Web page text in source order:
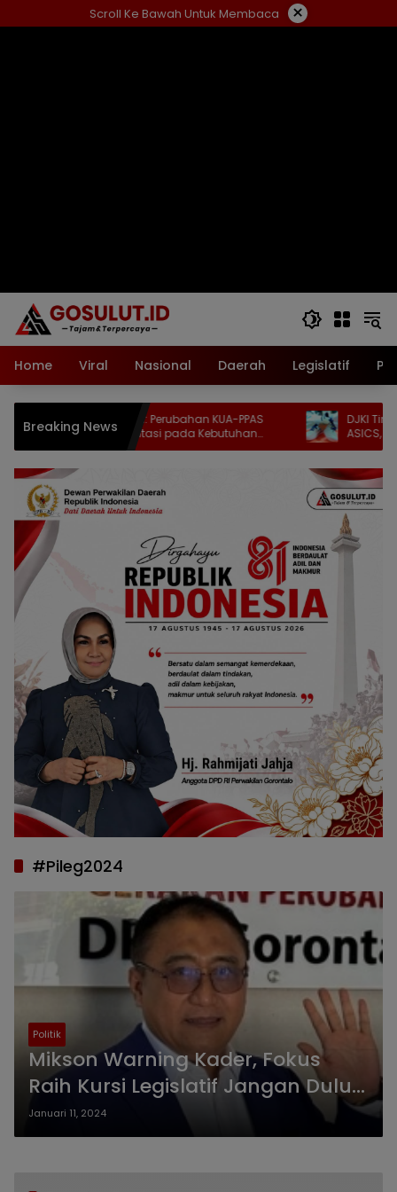
ke
Scroll Ke Bawah Untuk Membaca ×
Home Viral Nasional Daerah Legislatif
Breaking News
Indriani Dunda: Perubahan KUA-PPAS
Harus Berorientasi pada Kebutuhan
Masyarakat
DJKI Tindak
ASICS, 9.609
#Pileg2024
Politik
Mikson Warning Kader, Fokus
Raih Kursi Legislatif Jangan Dulu
Bahas Pilkada
Januari 11, 2024